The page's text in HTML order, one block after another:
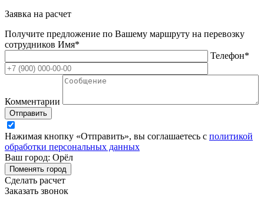
Заявка на расчет
Получите предложение по Вашему маршруту на перевозку
сотрудников Имя*
Телефон*
Комментарии
Отправить
Нажимая кнопку «Отправить», вы соглашаетесь с политикой
обработки персональных данных
Ваш город: Орёл
Поменять город
Сделать расчет
Заказать звонок